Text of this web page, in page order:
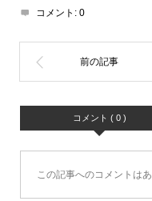
コメント: 0
コメント ( 0 )
この記事へのコメントはあ